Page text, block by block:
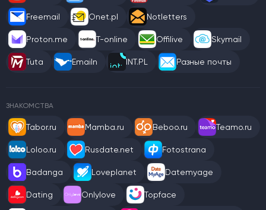
Freemail Onet.pl Notletters
Proton.me T-online Offilive Skymail
Tuta Emailn INT.PL Разные почты
ЗНАКОМСТВА
Tabor.ru Mamba.ru Beboo.ru Teamo.ru
Loloo.ru Rusdate.net Fotostrana
Badanga Loveplanet Datemyage
Dating Onlylove Topface